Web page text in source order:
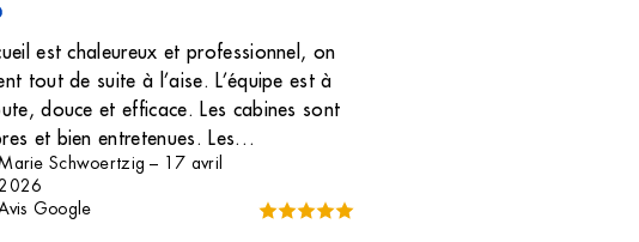
est chaleureux et professionnel, on
tout de suite à l’aise. L’équipe est à
douce et efficace. Les cabines sont
et bien entretenues. Les
savent s’adapter à leurs
et ça se ressent. Merci !
Schwoertzig – 17 avril
Google